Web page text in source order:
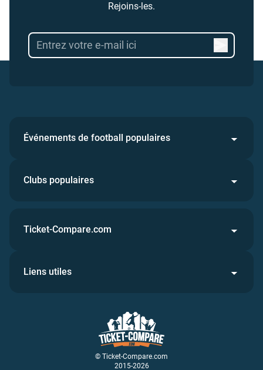
Rejoins-les.
Événements de football populaires
Clubs populaires
© Ticket-Compare.com
2015-2026
Ticket-Compare.com
Liens utiles